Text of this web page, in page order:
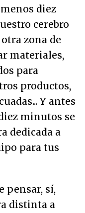
diez
cerebro
zona de
materiales,
para
productos,
Y antes
minutos se
dedicada a
para tus
pensar, sí,
distinta a